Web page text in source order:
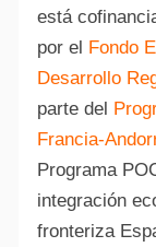
está
por el Fondo
Desarrollo
parte del
Francia-
Programa
integración
fronteriza